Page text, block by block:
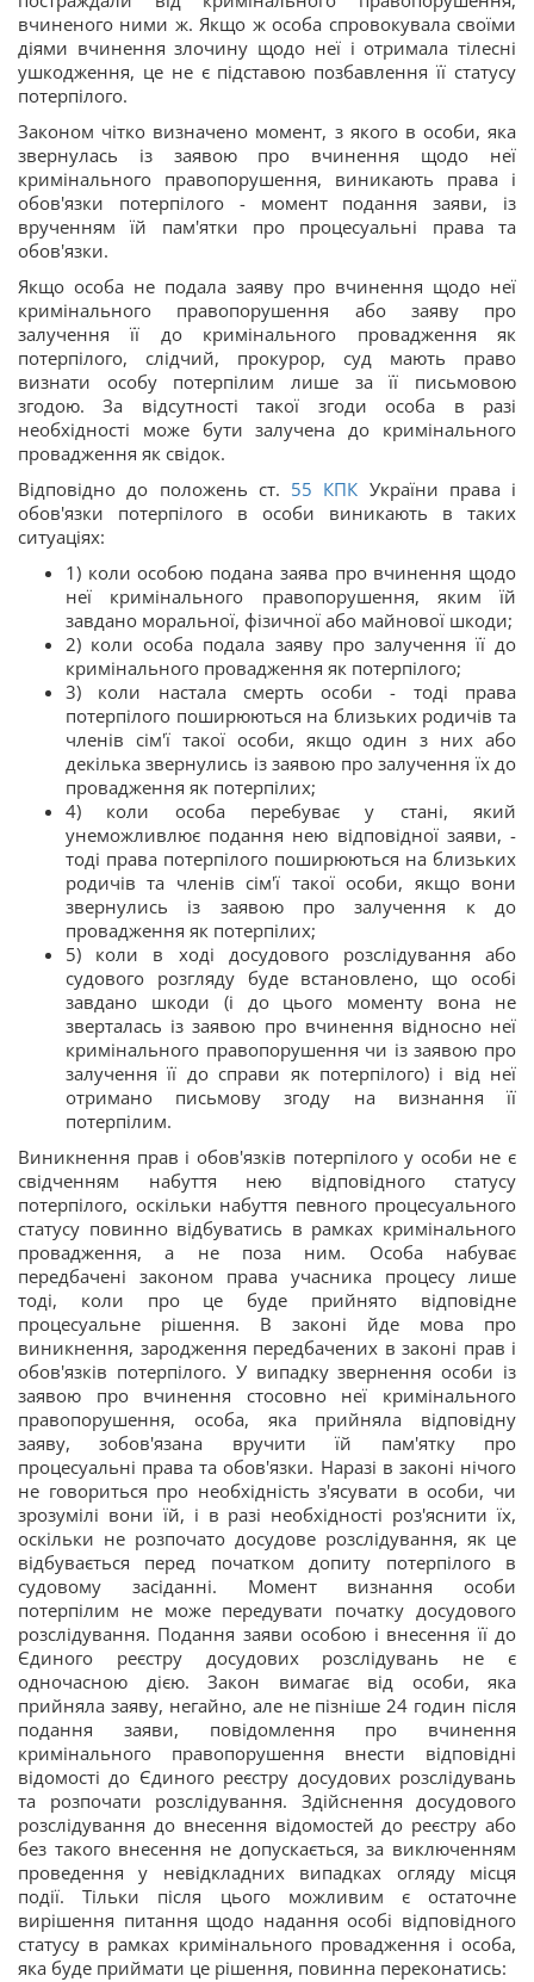
вчиненого ними ж. Якщо ж особа спровокувала своїми
діями вчинення злочину щодо неї і отримала тілесні
ушкодження, це не є підставою позбавлення її статусу
потерпілого.
Законом чітко визначено момент, з якого в особи, яка
звернулась із заявою про вчинення щодо неї
кримінального правопорушення, виникають права і
обов'язки потерпілого - момент подання заяви, із
врученням їй пам'ятки про процесуальні права та
обов'язки.
Якщо особа не подала заяву про вчинення щодо неї
кримінального правопорушення або заяву про
залучення її до кримінального провадження як
потерпілого, слідчий, прокурор, суд мають право
визнати особу потерпілим лише за її письмовою
згодою. За відсутності такої згоди особа в разі
необхідності може бути залучена до кримінального
провадження як свідок.
Відповідно до положень ст. 55 КПК України права і
обов'язки потерпілого в особи виникають в таких
ситуаціях:
1) коли особою подана заява про вчинення щодо
неї кримінального правопорушення, яким їй
завдано моральної, фізичної або майнової шкоди;
2) коли особа подала заяву про залучення її до
кримінального провадження як потерпілого;
3) коли настала смерть особи - тоді права
потерпілого поширюються на близьких родичів та
членів сім'ї такої особи, якщо один з них або
декілька звернулись із заявою про залучення їх до
провадження як потерпілих;
4) коли особа перебуває у стані, який
унеможливлює подання нею відповідної заяви, -
тоді права потерпілого поширюються на близьких
родичів та членів сім'ї такої особи, якщо вони
звернулись із заявою про залучення к до
провадження як потерпілих;
5) коли в ході досудового розслідування або
судового розгляду буде встановлено, що особі
завдано шкоди (і до цього моменту вона не
зверталась із заявою про вчинення відносно неї
кримінального правопорушення чи із заявою про
залучення її до справи як потерпілого) і від неї
отримано письмову згоду на визнання її
потерпілим.
Виникнення прав і обов'язків потерпілого у особи не є
свідченням набуття нею відповідного статусу
потерпілого, оскільки набуття певного процесуального
статусу повинно відбуватись в рамках кримінального
провадження, а не поза ним. Особа набуває
передбачені законом права учасника процесу лише
тоді, коли про це буде прийнято відповідне
процесуальне рішення. В законі йде мова про
виникнення, зародження передбачених в законі прав і
обов'язків потерпілого. У випадку звернення особи із
заявою про вчинення стосовно неї кримінального
правопорушення, особа, яка прийняла відповідну
заяву, зобов'язана вручити їй пам'ятку про
процесуальні права та обов'язки. Наразі в законі нічого
не говориться про необхідність з'ясувати в особи, чи
зрозумілі вони їй, і в разі необхідності роз'яснити їх,
оскільки не розпочато досудове розслідування, як це
відбувається перед початком допиту потерпілого в
судовому засіданні. Момент визнання особи
потерпілим не може передувати початку досудового
розслідування. Подання заяви особою і внесення її до
Єдиного реєстру досудових розслідувань не є
одночасною дією. Закон вимагає від особи, яка
прийняла заяву, негайно, але не пізніше 24 годин після
подання заяви, повідомлення про вчинення
кримінального правопорушення внести відповідні
відомості до Єдиного реєстру досудових розслідувань
та розпочати розслідування. Здійснення досудового
розслідування до внесення відомостей до реєстру або
без такого внесення не допускається, за виключенням
проведення у невідкладних випадках огляду місця
події. Тільки після цього можливим є остаточне
вирішення питання щодо надання особі відповідного
статусу в рамках кримінального провадження і особа,
яка буде приймати це рішення, повинна переконатись: